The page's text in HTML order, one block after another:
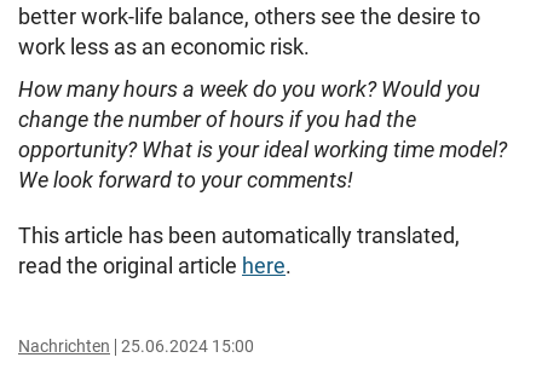
better work-life balance, others see the desire to
work less as an economic risk.
How many hours a week do you work? Would you
change the number of hours if you had the
opportunity? What is your ideal working time model?
We look forward to your comments!
This article has been automatically translated,
read the original article here.
Nachrichten 25.06.2024 15:00